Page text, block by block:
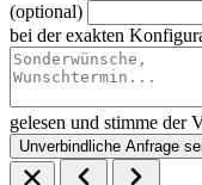
(optional)
bei der exakten
gelesen und stimme der
Unverbindliche Anfrage